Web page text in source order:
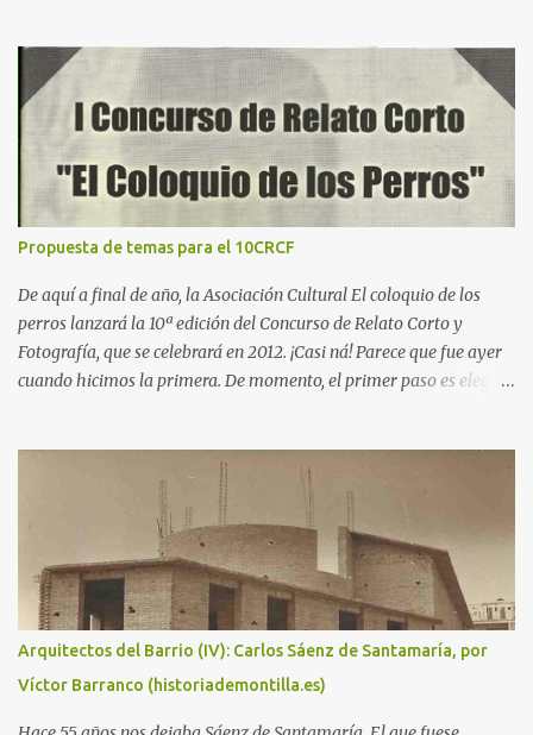
características de este paraje natural, veíamos cómo los bares
estaban llenos, la gente de semblante alegre, de tez morena
siempre amables con los visitantes, mostraban una piel trabajada
y arrugada mayoritariamente. El último día de viaje, durante el
“free tour” en Ponta Delgada, fue cuando nos contaron la historia
de Rabo de Peixe y empezamos a unir todos los puntos que
habíamos estado sospechando durante la semana y que ahora me
dispongo a contaros. El 6 de junio de 2001 el mar dejó media
tonelada de cocaína en una comunidad de pescadores, esta
procedía de algún país de Latinoamérica, no se tiene claro si de ...
Propuesta de temas para el 10CRCF
De aquí a final de año, la Asociación Cultural El coloquio de los
perros lanzará la 10ª edición del Concurso de Relato Corto y
Fotografía, que se celebrará en 2012. ¡Casi ná! Parece que fue ayer
cuando hicimos la primera. De momento, el primer paso es elegir
con los enlaces a los libros con las obras más destacadas: - 2003 y
2004: Cooperación internacional, desarrollo solidario e
interculturalidad . - 2005: Quijote y Sancho en el siglo XXI . -
2006: Humor social. ¡Me río por no llorar! - 2007: Superhéroes . -
2008: De película . - 2009: In vino veritas . - 2010: Música, maestro
. - 2011: Las tres culturas .
Arquitectos del Barrio (IV): Carlos Sáenz de Santamaría, por
Víctor Barranco (historiademontilla.es)